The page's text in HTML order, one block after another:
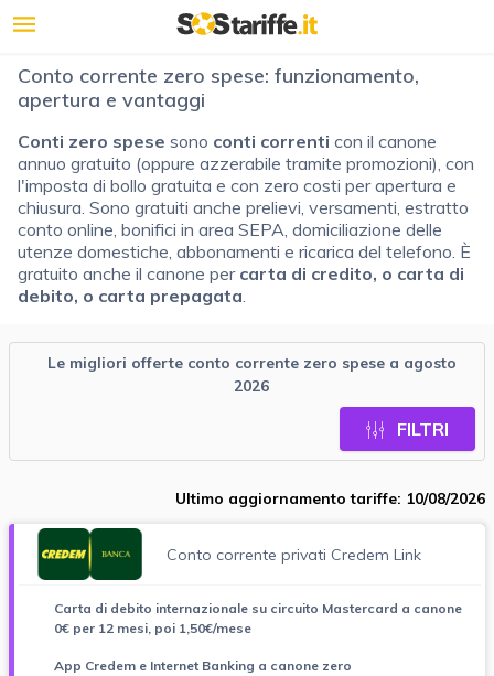
Conto corrente zero spese: funzionamento,
apertura e vantaggi
Conti zero spese sono conti correnti con il canone
annuo gratuito (oppure azzerabile tramite promozioni), con
l'imposta di bollo gratuita e con zero costi per apertura e
chiusura. Sono gratuiti anche prelievi, versamenti, estratto
conto online, bonifici in area SEPA, domiciliazione delle
utenze domestiche, abbonamenti e ricarica del telefono. È
gratuito anche il canone per carta di credito, o carta di
debito, o carta prepagata.
Le migliori offerte conto corrente zero spese a agosto
2026
FILTRI
Ultimo aggiornamento tariffe: 10/08/2026
Conto corrente privati Credem Link
Carta di debito internazionale su circuito Mastercard a canone
0€ per 12 mesi, poi 1,50€/mese
App Credem e Internet Banking a canone zero